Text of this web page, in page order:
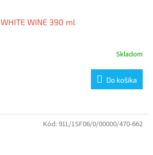
WHITE WINE 390 ml
Skladom
Do košíka
Kód: 91L/1SF06/0/00000/470-662